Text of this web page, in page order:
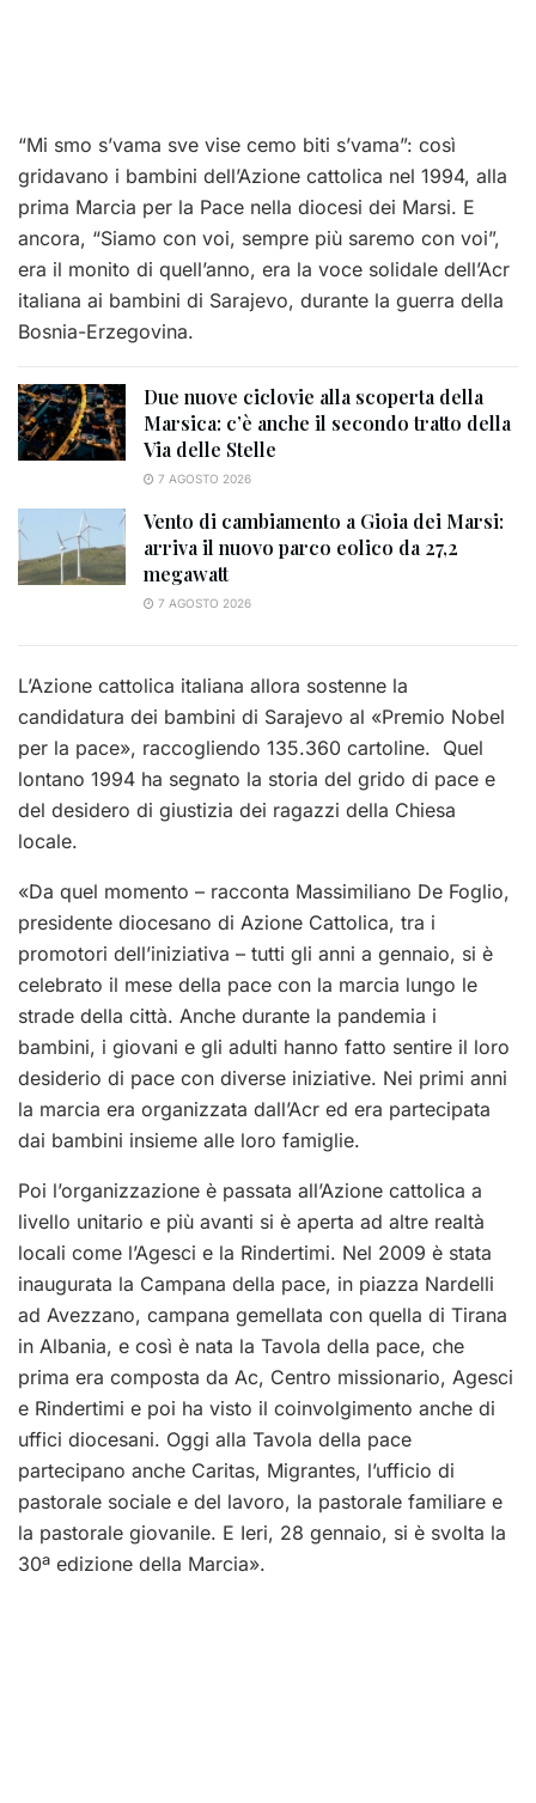
“Mi smo s’vama sve vise cemo biti s’vama”: così
gridavano i bambini dell’Azione cattolica nel 1994, alla
prima Marcia per la Pace nella diocesi dei Marsi. E
ancora, “Siamo con voi, sempre più saremo con voi”,
era il monito di quell’anno, era la voce solidale dell’Acr
italiana ai bambini di Sarajevo, durante la guerra della
Bosnia-Erzegovina.
Due nuove ciclovie alla scoperta della
Marsica: c’è anche il secondo tratto della
Via delle Stelle
7 AGOSTO 2026
Vento di cambiamento a Gioia dei Marsi:
arriva il nuovo parco eolico da 27,2
megawatt
7 AGOSTO 2026
L’Azione cattolica italiana allora sostenne la
candidatura dei bambini di Sarajevo al «Premio Nobel
per la pace», raccogliendo 135.360 cartoline. Quel
lontano 1994 ha segnato la storia del grido di pace e
del desidero di giustizia dei ragazzi della Chiesa
locale.
«Da quel momento – racconta Massimiliano De Foglio,
presidente diocesano di Azione Cattolica, tra i
promotori dell’iniziativa – tutti gli anni a gennaio, si è
celebrato il mese della pace con la marcia lungo le
strade della città. Anche durante la pandemia i
bambini, i giovani e gli adulti hanno fatto sentire il loro
desiderio di pace con diverse iniziative. Nei primi anni
la marcia era organizzata dall’Acr ed era partecipata
dai bambini insieme alle loro famiglie.
Poi l’organizzazione è passata all’Azione cattolica a
livello unitario e più avanti si è aperta ad altre realtà
locali come l’Agesci e la Rindertimi. Nel 2009 è stata
inaugurata la Campana della pace, in piazza Nardelli
ad Avezzano, campana gemellata con quella di Tirana
in Albania, e così è nata la Tavola della pace, che
prima era composta da Ac, Centro missionario, Agesci
e Rindertimi e poi ha visto il coinvolgimento anche di
uffici diocesani. Oggi alla Tavola della pace
partecipano anche Caritas, Migrantes, l’ufficio di
pastorale sociale e del lavoro, la pastorale familiare e
la pastorale giovanile. E Ieri, 28 gennaio, si è svolta la
30ª edizione della Marcia».